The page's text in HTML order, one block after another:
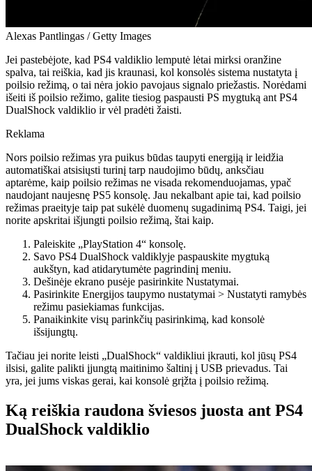
Alexas Pantlingas / Getty Images
Jei pastebėjote, kad PS4 valdiklio lemputė lėtai mirksi oranžine
spalva, tai reiškia, kad jis kraunasi, kol konsolės sistema nustatyta į
poilsio režimą, o tai nėra jokio pavojaus signalo priežastis. Norėdami
išeiti iš poilsio režimo, galite tiesiog paspausti PS mygtuką ant PS4
DualShock valdiklio ir vėl pradėti žaisti.
Reklama
Nors poilsio režimas yra puikus būdas taupyti energiją ir leidžia
automatiškai atsisiųsti turinį tarp naudojimo būdų, anksčiau
aptarėme, kaip poilsio režimas ne visada rekomenduojamas, ypač
naudojant naujesnę PS5 konsolę. Jau nekalbant apie tai, kad poilsio
režimas praeityje taip pat sukėlė duomenų sugadinimą PS4. Taigi, jei
norite apskritai išjungti poilsio režimą, štai kaip.
Paleiskite „PlayStation 4“ konsolę.
Savo PS4 DualShock valdiklyje paspauskite mygtuką
aukštyn, kad atidarytumėte pagrindinį meniu.
Dešinėje ekrano pusėje pasirinkite Nustatymai.
Pasirinkite Energijos taupymo nustatymai > Nustatyti ramybės
režimu pasiekiamas funkcijas.
Panaikinkite visų parinkčių pasirinkimą, kad konsolė
išsijungtų.
Tačiau jei norite leisti „DualShock“ valdikliui įkrauti, kol jūsų PS4
ilsisi, galite palikti įjungtą maitinimo šaltinį į USB prievadus. Tai
yra, jei jums viskas gerai, kai konsolė grįžta į poilsio režimą.
Ką reiškia raudona šviesos juosta ant PS4
DualShock valdiklio